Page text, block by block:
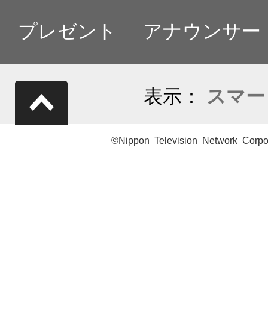
プレゼント アナウンサー
表示： スマ
©Nippon Television Network